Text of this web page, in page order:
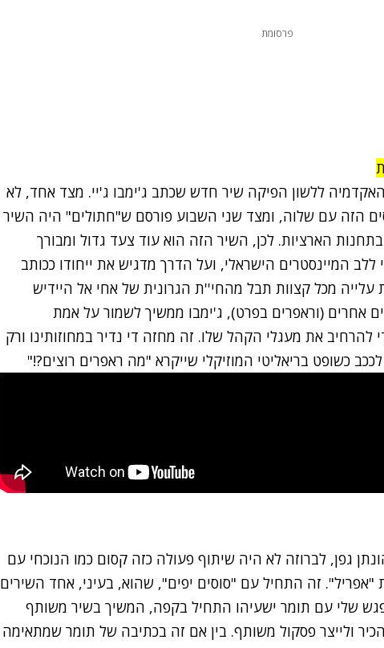
פרסומת
ללשון הפיקה שיר חדש שכתב ג'ימבו ג'יי. מצד אחד, לא
הזה עם שלוה, ומצד שני השבוע פורסם ש"חתולים" היה השיר
הישראלי הכי מושמע ב-2021 בתחנות הארציות. לכן, השיר הזה הוא עוד צעד גדול ומבורך
ללב המיינסטרים הישראלי, ועל הדרך מדגיש את ייחודו ככותב
מכל קצוות תבל מהחי''ת הגרונית של אחי אל היידיש
אחרים (וראפרים בפרט), ג'ימבו ממשיך לשמור על אמת
להרחיב את מעגלי הקהל שלו. זה מחזה די נדיר במחוזותינו ורק
כשופט בריאליטי המוזיקלי שייקרא "מה ראפרים רוצים?!"
גפן, לברוזה לא היה שיתוף פעולה כזה קסום כמו הנוכחי עם
"אפריל". זה התחיל עם "סוסים יפים", שהוא, בעיני, אחד השירים
שיצאו ב-2021. "המפגש שלי עם תומר ישעיהו התחיל בקפה, המשיך בשיר משותף
ולייצר פסקול משותף. בין אם זה בכתיבה של תומר שמתאימה